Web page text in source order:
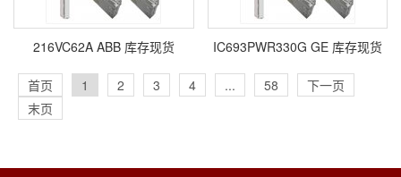
216VC62A ABB 库存现货 IC693PWR330G GE 库存现货
首页 1 2 3 4 ... 58
下一页
末页